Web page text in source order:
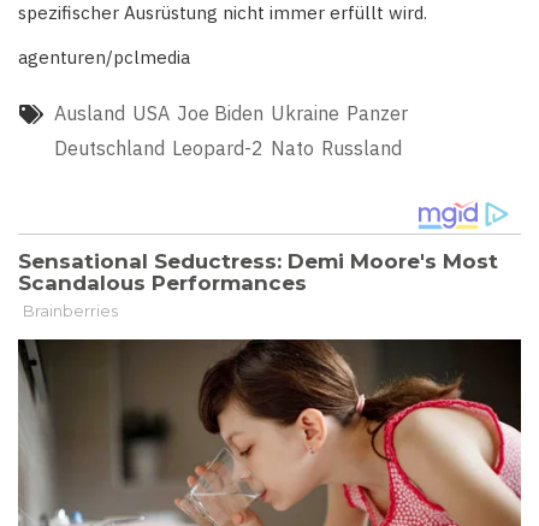
spezifischer Ausrüstung nicht immer erfüllt wird.
agenturen/pclmedia
Ausland USA Joe Biden Ukraine Panzer
Deutschland Leopard-2 Nato Russland